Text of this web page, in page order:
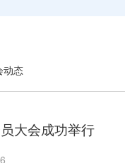
动态
大会成功举行